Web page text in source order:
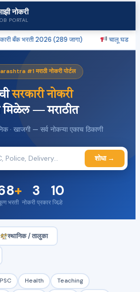
नोकरी
PORTAL
बँक भरती 2026 (289 जागा) चालू
#1 मराठी नोकरी पोर्टल
सरकारी नोकरी
— मराठीत
· खाजगी — सर्व नोकऱ्या एकाच ठिकाणी
शोधा →
+
भरती
3
नोकरी प्रकार
10
जिल्हे
स्थानिक / तालुका
Health
Teaching